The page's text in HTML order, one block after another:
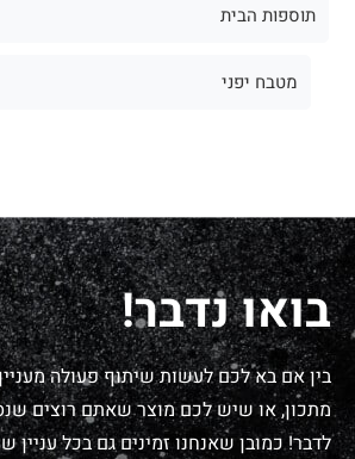
תוספות הבית
מטבח יפני
בואו נדבר!
בין אם בא לכם לעשות שיתוף פעולה
מתכון, או שיש לכם מוצר שאתם רוצים
לדבר! כמובן שאנחנו זמינים גם בכל עניין